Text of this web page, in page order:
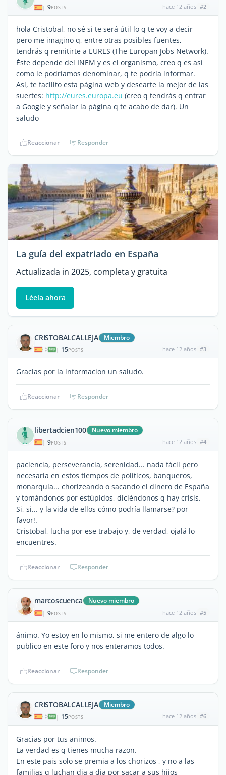
| 9POSTS hace 12 años #2
hola Cristobal, no sé si te será útil lo q te voy a decir
pero me imagino q, entre otras posibles fuentes,
tendrás q remitirte a EURES (The Europan Jobs Network).
Éste depende del INEM y es el organismo, creo q es así
como le podríamos denominar, q te podría informar.
Así, te facilito esta página web y desearte la mejor de las
suertes: http://eures.europa.eu (creo q tendrás q entrar
a Google y señalar la página q te acabo de dar). Un
saludo
Reaccionar Responder
La guía del expatriado en España
Actualizada in 2025, completa y gratuita
Léela ahora
CRISTOBALCALLEJA Miembro
| 15POSTS hace 12 años #3
Gracias por la informacion un saludo.
Reaccionar Responder
libertadcien100 Nuevo miembro
| 9POSTS hace 12 años #4
paciencia, perseverancia, serenidad... nada fácil pero
necesaria en estos tiempos de políticos, banqueros,
monarquía... chorizeando o sacando el dinero de España
y tomándonos por estúpidos, diciéndonos q hay crisis.
Si, si... y la vida de ellos cómo podría llamarse? por
favor!.
Cristobal, lucha por ese trabajo y, de verdad, ojalá lo
encuentres.
Reaccionar Responder
marcoscuenca Nuevo miembro
| 9POSTS hace 12 años #5
ánimo. Yo estoy en lo mismo, si me entero de algo lo
publico en este foro y nos enteramos todos.
Reaccionar Responder
CRISTOBALCALLEJA Miembro
| 15POSTS hace 12 años #6
Gracias por tus animos.
La verdad es q tienes mucha razon.
En este pais solo se premia a los chorizos , y no a las
familias q luchan dia a dia por sacar a sus hijos